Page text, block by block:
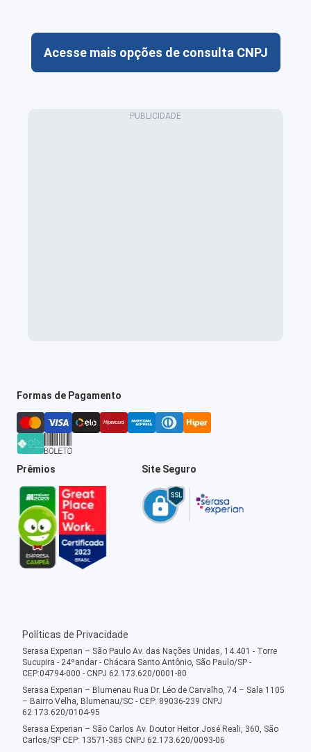
Acesse mais opções de consulta CNPJ
Formas de Pagamento
Prêmios Site Seguro
Políticas de Privacidade
Serasa Experian – São Paulo Av. das Nações Unidas, 14.401 - Torre
Sucupira - 24ºandar - Chácara Santo Antônio, São Paulo/SP -
CEP:04794-000 - CNPJ 62.173.620/0001-80
Serasa Experian – Blumenau Rua Dr. Léo de Carvalho, 74 – Sala 1105
– Bairro Velha, Blumenau/SC - CEP: 89036-239 CNPJ
62.173.620/0104-95
Serasa Experian – São Carlos Av. Doutor Heitor José Reali, 360, São
Carlos/SP CEP: 13571-385 CNPJ 62.173.620/0093-06